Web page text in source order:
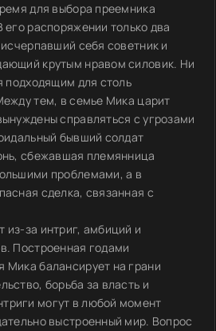
для выбора преемника
распоряжении только два
себя советник и
крутым нравом силовик. Ни
подходящим для столь
тем, в семье Мика царит
справляться с угрозами
бывший солдат
сбежавшая племянница
проблемами, а в
сделка, связанная с
из-за интриг, амбиций и
Построенная годами
Мика балансирует на грани
борьба за власть и
могут в любой момент
выстроенный мир. Вопрос